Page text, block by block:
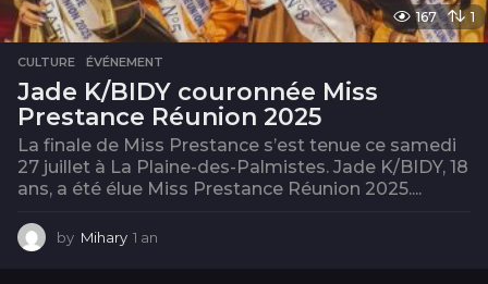
167 1
CULTURE ,ÉVÉNEMENT
Jade K/BIDY couronnée Miss
Prestance Réunion 2025
La finale de Miss Prestance s’est tenue ce samedi
27 juillet à La Plaine-des-Palmistes. Jade K/BIDY, 18
ans, a été élue Miss Prestance Réunion 2025....
by Mihary 1 an